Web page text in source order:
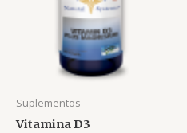
Suplementos
Vitamina D3